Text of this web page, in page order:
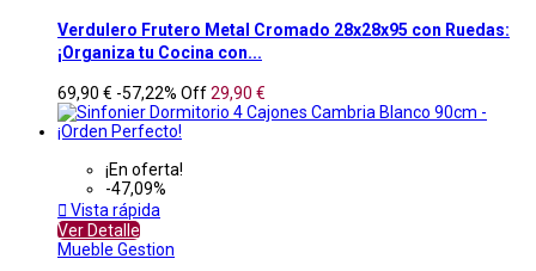
Verdulero Frutero Metal Cromado 28x28x95 con Ruedas:
¡Organiza tu Cocina con...
69,90 € -57,22% Off29,90 €
¡En oferta!
-47,09%
 Vista rápida
Ver Detalle
Mueble Gestion